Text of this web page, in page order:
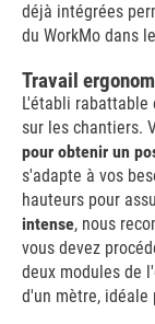
déjà intégrées
du WorkMo dans
Travail
L'établi rabattable
sur les chantiers.
pour obtenir un
s'adapte à vos
hauteurs pour
intense, nous
vous devez
deux modules de
d'un mètre, idéale